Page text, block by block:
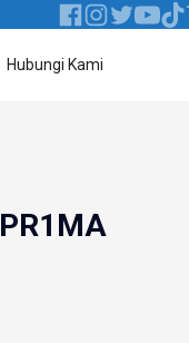
Hubungi Kami